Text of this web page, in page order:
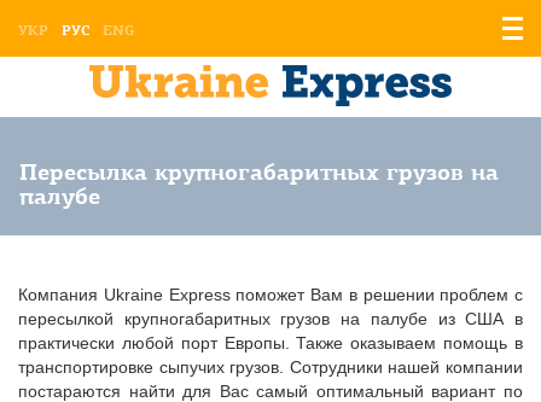
УКР РУС ENG
Пересылка крупногабаритных грузов на
палубе
Компания Ukraine Express поможет Вам в решении проблем с
пересылкой крупногабаритных грузов на палубе из США в
практически любой порт Европы. Также оказываем помощь в
транспортировке сыпучих грузов. Сотрудники нашей компании
постараются найти для Вас самый оптимальный вариант по